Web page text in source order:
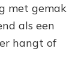
met gemak
als een
hangt of